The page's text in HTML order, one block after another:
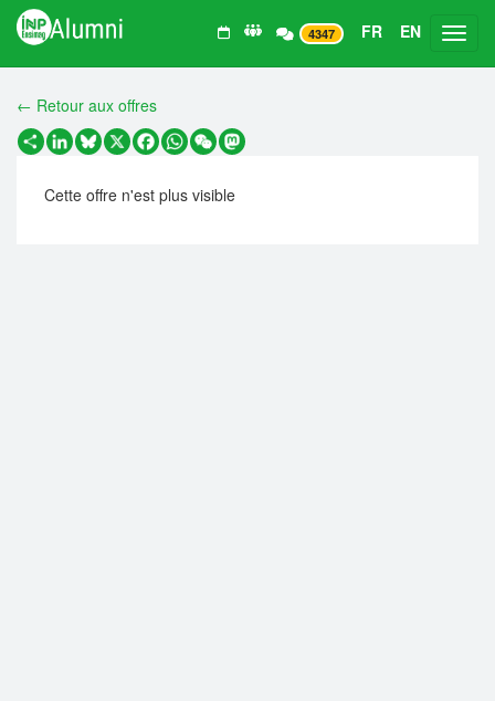
4347 FR EN
← Retour aux offres
PartagerLinkedIn
Bluesky
X Facebook
WhatsApp
WeChatMastodon
Cette offre n'est plus visible